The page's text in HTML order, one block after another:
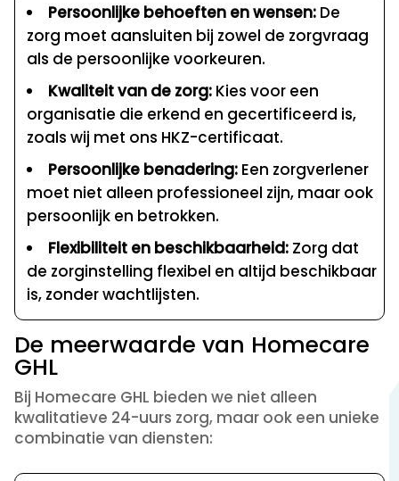
Persoonlijke behoeften en wensen: De
zorg moet aansluiten bij zowel de zorgvraag
als de persoonlijke voorkeuren.
Kwaliteit van de zorg: Kies voor een
organisatie die erkend en gecertificeerd is,
zoals wij met ons HKZ-certificaat.
Persoonlijke benadering: Een zorgverlener
moet niet alleen professioneel zijn, maar ook
persoonlijk en betrokken.
Flexibiliteit en beschikbaarheid: Zorg dat
de zorginstelling flexibel en altijd beschikbaar
is, zonder wachtlijsten.
De meerwaarde van Homecare
GHL
Bij Homecare GHL bieden we niet alleen
kwalitatieve 24-uurs zorg, maar ook een unieke
combinatie van diensten: